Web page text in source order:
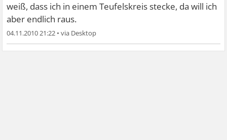
weiß, dass ich in einem Teufelskreis stecke, da will ich
aber endlich raus.
04.11.2010 21:22 •